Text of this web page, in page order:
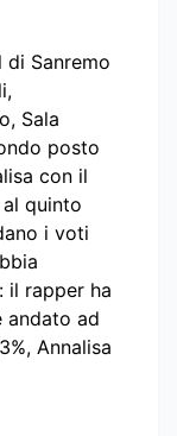
Sanremo
Sala
posto
con il
al quinto
i voti
il rapper ha
andato ad
Annalisa